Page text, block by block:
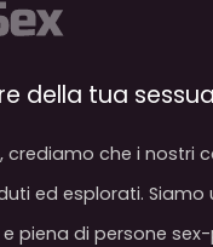
della tua
crediamo che i nostri
ed esplorati. Siamo
piena di persone